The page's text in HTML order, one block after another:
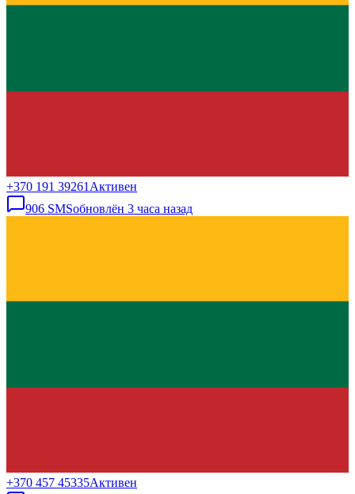
+370 191 39261 Активен
906 SMSобновлён 3 часа назад
+370 457 45335Активен